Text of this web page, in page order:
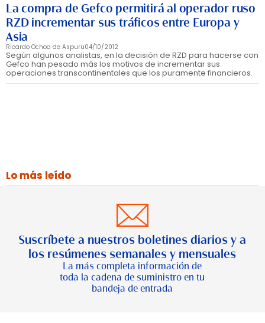
La compra de Gefco permitirá al operador ruso
RZD incrementar sus tráficos entre Europa y
Asia
Ricardo Ochoa de Aspuru04/10/2012
Según algunos analistas, en la decisión de RZD para hacerse con
Gefco han pesado más los motivos de incrementar sus
operaciones transcontinentales que los puramente financieros.
Lo más leído
Suscríbete a nuestros boletines diarios y a
los resúmenes semanales y mensuales
La más completa información de
toda la cadena de suministro en tu
bandeja de entrada